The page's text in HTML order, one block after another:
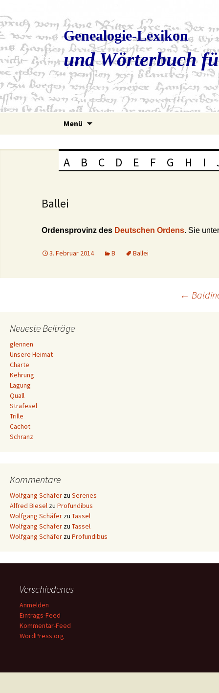
Genealogie-Lexikon
und Wörterbuch
Menü
A B C D E F G H I
Ballei
Ordensprovinz des Deutschen Ordens. Sie
3. Februar 2014 B Ballei
Navigation
←
Neueste Beiträge
glennen
Unsere Heimat
Charte
Kehrung
Lagung
Quall
Strafesel
Trille
Cachot
Schranz
Kommentare
Wolfgang Schäfer zu Serenes
Alfred Biesel zu Profundibus
Wolfgang Schäfer zu Tassel
Wolfgang Schäfer zu Tassel
Wolfgang Schäfer zu Profundibus
Verschiedenes
Anmelden
Eintrags-Feed
Kommentar-Feed
WordPress.org